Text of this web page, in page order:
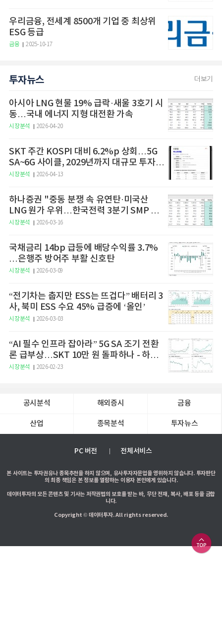
우리금융, 전세계 8500개 기업 중 최상위
ESG 등급
금융 2025-10-17
투자뉴스 더보기
아시아 LNG 현물 19% 급락·새울 3호기 시
동…국내 에너지 지형 대전환 가속
시장분석 2026-04-20
SKT 주간 KOSPI 대비 6.2%p 상회…5G
SA~6G 사이클, 2029년까지 대규모 투자
예고
시장분석 2026-04-13
하나증권 "중동 분쟁 속 유연탄·미국산
LNG 원가 우위…한국전력 3분기 SMP 상
승 전망"
시장분석 2026-03-16
국채금리 14bp 급등에 배당수익률 3.7%
…은행주 방어주 부활 신호탄
시장분석 2026-03-09
“전기차는 춥지만 ESS는 뜨겁다” 배터리 3
사, 북미 ESS 수요 45% 급증에 ‘올인’
시장분석 2026-03-03
“AI 필수 인프라 잡아라” 5G SA 조기 전환
론 급부상…SKT 10만 원 돌파하나 - 하나
증권
시장분석 2026-02-23
공시분석 해외증시 금융
산업 종목분석 투자뉴스
PC 버전 전체서비스
본 사이트는 투자권유나 종목추천을 하지 않으며, 유사투자자문업을 영위하지 않습니다. 투자판단
의 최종 책임은 본 정보를 열람하는 이용자 본인에게 있습니다.
데이터투자의 모든 콘텐츠 및 기사는 저작권법의 보호를 받는 바, 무단 전재, 복사, 배포 등을 금합
니다.
Copyright © 데이터투자. All rights reserved.